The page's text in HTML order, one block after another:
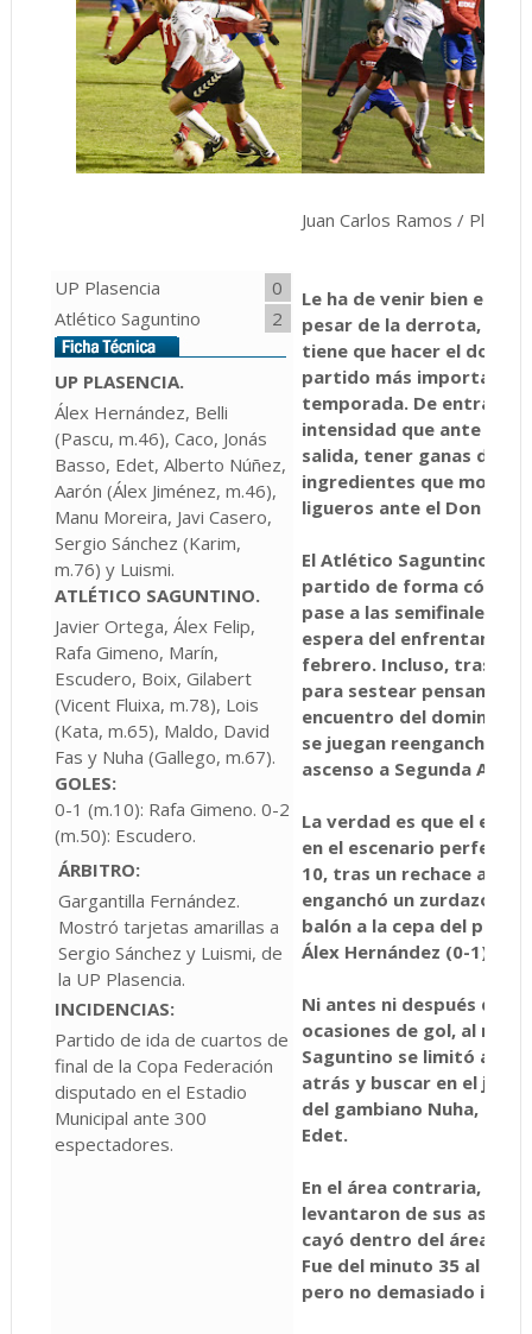
UP Plasencia
0
Atlético Saguntino
2
UP PLASENCIA.
Álex Hernández, Belli
(Pascu, m.46), Caco, Jonás
Basso, Edet, Alberto Núñez,
Aarón (Álex Jiménez, m.46),
Manu Moreira, Javi Casero,
Sergio Sánchez (Karim,
m.76) y Luismi.
ATLÉTICO SAGUNTINO.
Javier Ortega, Álex Felip,
Rafa Gimeno, Marín,
Escudero, Boix, Gilabert
(Vicent Fluixa, m.78), Lois
(Kata, m.65), Maldo, David
Fas y Nuha (Gallego, m.67).
GOLES:
0-1 (m.10): Rafa Gimeno. 0-2
(m.50): Escudero.
ÁRBITRO:
Gargantilla Fernández.
Mostró tarjetas amarillas a
Sergio Sánchez y Luismi, de
la UP Plasencia.
INCIDENCIAS:
Partido de ida de cuartos de
final de la Copa Federación
disputado en el Estadio
Municipal ante 300
espectadores.
Juan Carlos Ramos /
Le ha de venir bien este
pesar de la derrota, le
tiene que hacer el
partido más importante
temporada. De entrada,
intensidad que ante el
salida, tener ganas de
ingredientes que
ligueros ante el Don
El Atlético Saguntino,
partido de forma
pase a las semifinales de
espera del
febrero. Incluso, tras el
para sestear pensando
encuentro del domingo
se juegan
ascenso a Segunda A.
La verdad es que el
en el escenario perfecto
10, tras un rechace a un
enganchó un zurdazo
balón a la cepa del
Álex Hernández (0-1).
Ni antes ni después de
ocasiones de gol, al
Saguntino se limitó a
atrás y buscar en el
del gambiano Nuha, bien
Edet.
En el área contraria, los
levantaron de sus
cayó dentro del área en
Fue del minuto 35 al 37.
pero no demasiado